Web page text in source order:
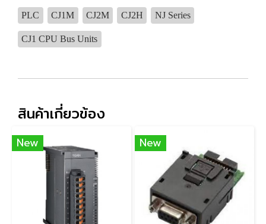
PLC CJ1M CJ2M CJ2H NJ Series
CJ1 CPU Bus Units
สินค้าเกี่ยวข้อง
New New